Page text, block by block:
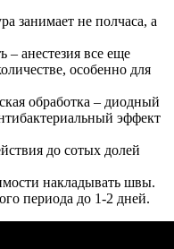
занимает не полчаса, а
– анестезия все еще
особенно для
обработка – диодный
эффект
до сотых долей
накладывать швы.
периода до 1-2 дней.